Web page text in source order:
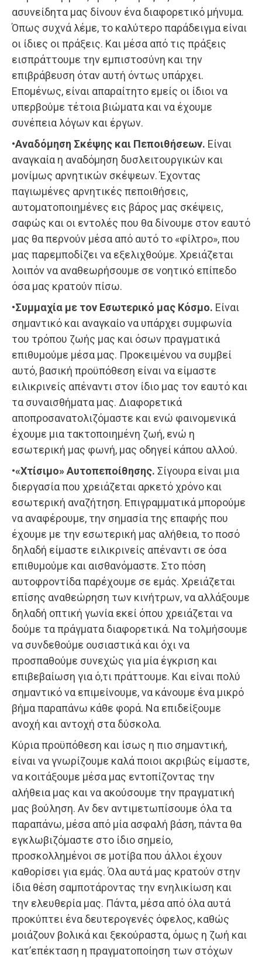
ασυνείδητα μας δίνουν ένα διαφορετικό μήνυμα.
Όπως συχνά λέμε, το καλύτερο παράδειγμα είναι
οι ίδιες οι πράξεις. Και μέσα από τις πράξεις
εισπράττουμε την εμπιστοσύνη και την
επιβράβευση όταν αυτή όντως υπάρχει.
Επομένως, είναι απαραίτητο εμείς οι ίδιοι να
υπερβούμε τέτοια βιώματα και να έχουμε
συνέπεια λόγων και έργων.
•Αναδόμηση Σκέψης και Πεποιθήσεων. Είναι
αναγκαία η αναδόμηση δυσλειτουργικών και
μονίμως αρνητικών σκέψεων. Έχοντας
παγιωμένες αρνητικές πεποιθήσεις,
αυτοματοποιημένες εις βάρος μας σκέψεις,
σαφώς και οι εντολές που θα δίνουμε στον εαυτό
μας θα περνούν μέσα από αυτό το «φίλτρο», που
μας παρεμποδίζει να εξελιχθούμε. Χρειάζεται
λοιπόν να αναθεωρήσουμε σε νοητικό επίπεδο
όσα μας κρατούν πίσω.
•Συμμαχία με τον Εσωτερικό μας Κόσμο. Είναι
σημαντικό και αναγκαίο να υπάρχει συμφωνία
του τρόπου ζωής μας και όσων πραγματικά
επιθυμούμε μέσα μας. Προκειμένου να συμβεί
αυτό, βασική προϋπόθεση είναι να είμαστε
ειλικρινείς απέναντι στον ίδιο μας τον εαυτό και
τα συναισθήματα μας. Διαφορετικά
αποπροσανατολιζόμαστε και ενώ φαινομενικά
έχουμε μια τακτοποιημένη ζωή, ενώ η
εσωτερική μας φωνή, μας οδηγεί κάπου αλλού.
•«Χτίσιμο» Αυτοπεποίθησης. Σίγουρα είναι μια
διεργασία που χρειάζεται αρκετό χρόνο και
εσωτερική αναζήτηση. Επιγραμματικά μπορούμε
να αναφέρουμε, την σημασία της επαφής που
έχουμε με την εσωτερική μας αλήθεια, το ποσό
δηλαδή είμαστε ειλικρινείς απέναντι σε όσα
επιθυμούμε και αισθανόμαστε. Στο πόση
αυτοφροντίδα παρέχουμε σε εμάς. Χρειάζεται
επίσης αναθεώρηση των κινήτρων, να αλλάξουμε
δηλαδή οπτική γωνία εκεί όπου χρειάζεται να
δούμε τα πράγματα διαφορετικά. Να τολμήσουμε
να συνδεθούμε ουσιαστικά και όχι να
προσπαθούμε συνεχώς για μία έγκριση και
επιβεβαίωση για ό,τι πράττουμε. Και είναι πολύ
σημαντικό να επιμείνουμε, να κάνουμε ένα μικρό
βήμα παραπάνω κάθε φορά. Να επιδείξουμε
ανοχή και αντοχή στα δύσκολα.
Κύρια προϋπόθεση και ίσως η πιο σημαντική,
είναι να γνωρίζουμε καλά ποιοι ακριβώς είμαστε,
να κοιτάξουμε μέσα μας εντοπίζοντας την
αλήθεια μας και να ακούσουμε την πραγματική
μας βούληση. Αν δεν αντιμετωπίσουμε όλα τα
παραπάνω, μέσα από μία ασφαλή βάση, πάντα θα
εγκλωβιζόμαστε στο ίδιο σημείο,
προσκολλημένοι σε μοτίβα που άλλοι έχουν
καθορίσει για εμάς. Όλα αυτά μας κρατούν στην
ίδια θέση σαμποτάροντας την ενηλικίωση και
την ελευθερία μας. Πάντα, μέσα από όλα αυτά
προκύπτει ένα δευτερογενές όφελος, καθώς
μοιάζουν βολικά και ξεκούραστα, όμως η ζωή και
κατ’επέκταση η πραγματοποίηση των στόχων